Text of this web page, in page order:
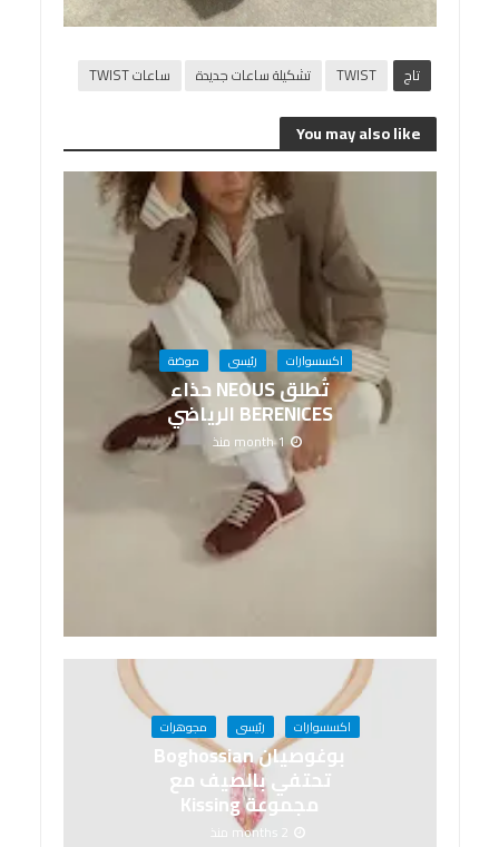
تاج TWIST تشكيلة ساعات جديدة ساعات TWIST
You may also like
اكسسوارات رئيسى موضة
تُطلق NEOUS حذاء
BERENICES الرياضي
1 month منذ
اكسسوارات رئيسى مجوهرات
بوغوصيان Boghossian
تحتفي بالصيف مع
مجموعة Kissing
2 months منذ